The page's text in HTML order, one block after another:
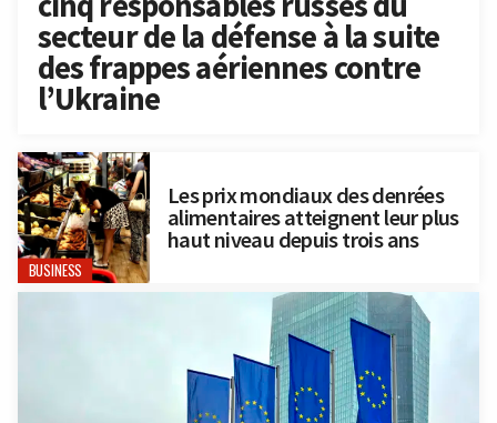
secteur de la défense à la suite
des frappes aériennes contre
l’Ukraine
BUSINESS
Les prix mondiaux des denrées
alimentaires atteignent leur plus
haut niveau depuis trois ans